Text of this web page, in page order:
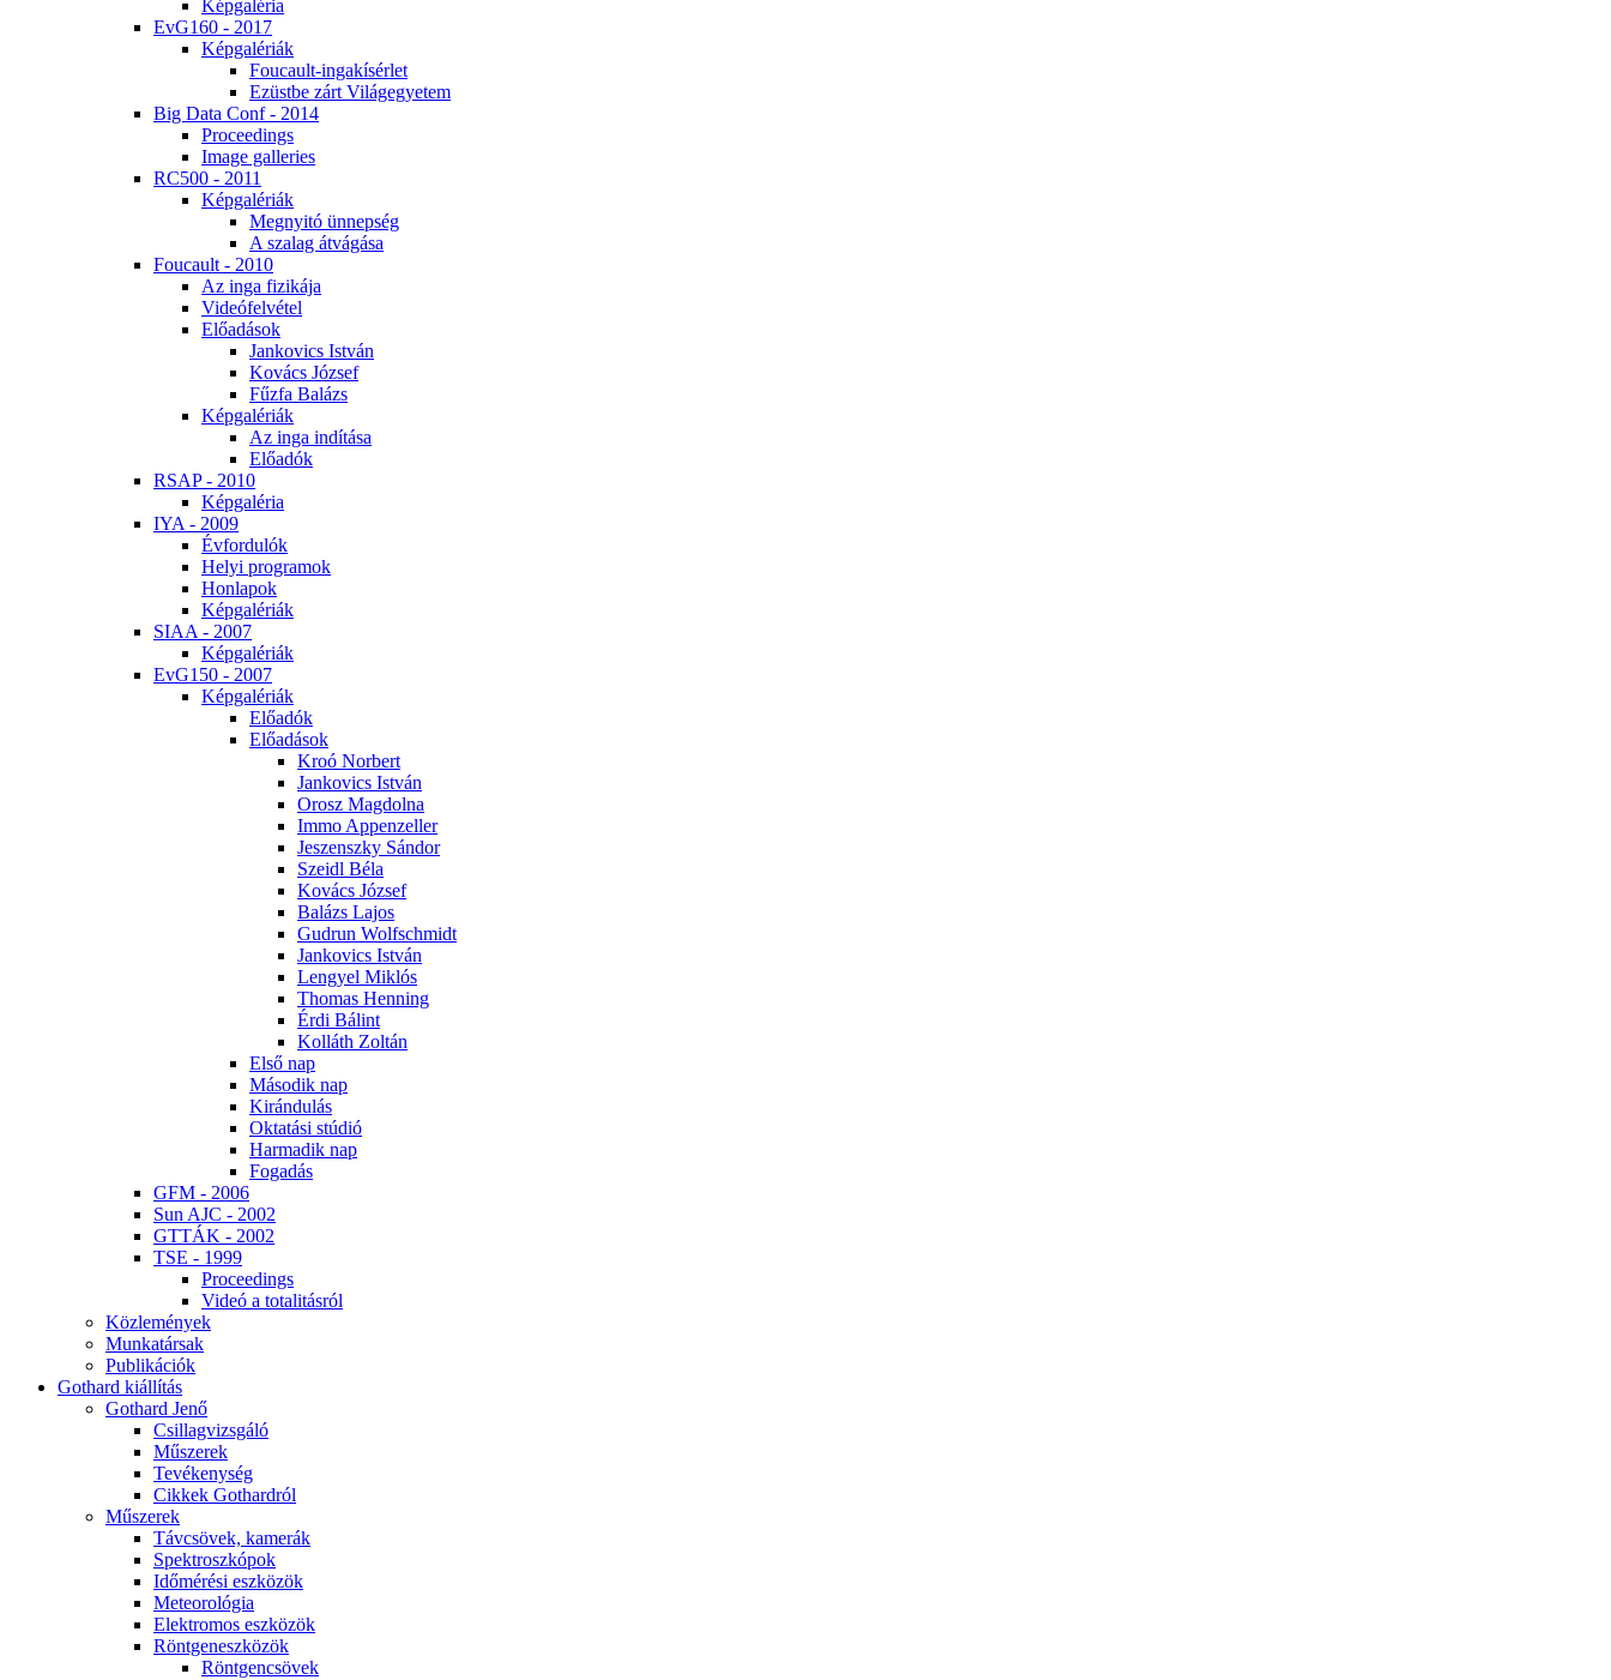
Kép­ga­lé­ria
EvG160 - 2017
Kép­ga­lé­ri­ák
Fo­u­ca­ult-in­ga­kí­sér­let
Ezüst­be zárt Vi­lág­egye­tem
Big Da­ta Conf - 2014
Pro­ce­e­dings
Image gal­le­ri­es
RC500 - 2011
Kép­ga­lé­ri­ák
Meg­nyi­tó ün­nep­ség
A sza­lag át­vá­gá­sa
Fo­u­ca­ult - 2010
Az in­ga fi­zi­ká­ja
Vi­de­ó­fel­vé­tel
Elő­adá­sok
Jan­ko­vics Ist­ván
Ko­vács Jó­zsef
Fűz­fa Ba­lázs
Kép­ga­lé­ri­ák
Az in­ga in­dí­tá­sa
Elő­adók
RSAP - 2010
Kép­ga­lé­ria
IYA - 2009
Év­for­du­lók
He­lyi prog­ra­mok
Hon­la­pok
Kép­ga­lé­ri­ák
SI­AA - 2007
Kép­ga­lé­ri­ák
EvG150 - 2007
Kép­ga­lé­ri­ák
Elő­adók
Elő­adá­sok
Kroó Nor­bert
Jan­ko­vics Ist­ván
Orosz Mag­dol­na
Im­mo Ap­pen­zel­ler
Je­szensz­ky Sán­dor
Szeidl Bé­la
Ko­vács Jó­zsef
Ba­lázs La­jos
Gud­run Wolfsch­midt
Jan­ko­vics Ist­ván
Len­gyel Mik­lós
Tho­mas Hen­ning
Ér­di Bá­lint
Kol­láth Zol­tán
El­ső nap
Má­so­dik nap
Ki­rán­du­lás
Ok­ta­tá­si stú­dió
Har­ma­dik nap
Fo­ga­dás
GFM - 2006
Sun AJC - 2002
GT­TÁK - 2002
TSE - 1999
Pro­ce­e­dings
Vi­deó a to­ta­li­tás­ról
Köz­le­mé­nyek
Mun­ka­tár­sak
Pub­li­ká­ci­ók
Got­hard ki­ál­lí­tás
Got­hard Je­nő
Csil­lag­vizs­gá­ló
Mű­sze­rek
Te­vé­keny­ség
Cik­kek Got­hard­ról
Mű­sze­rek
Táv­csö­vek, ka­me­rák
Spekt­rosz­kó­pok
Idő­mé­ré­si esz­kö­zök
Me­te­o­ro­ló­gia
Elekt­ro­mos esz­kö­zök
Rönt­gen­esz­kö­zök
Rönt­gen­csö­vek